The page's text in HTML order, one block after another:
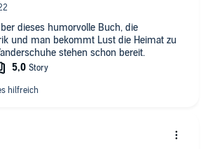
dieses humorvolle Buch, die
und man bekommt Lust die Heimat zu
stehen schon bereit.